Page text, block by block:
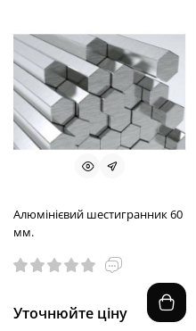
Алюмінієвий шестигранник 60
мм.
Уточнюйте ціну